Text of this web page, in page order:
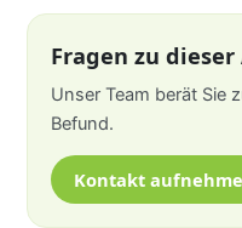
Fragen zu dieser
Unser Team berät Sie
Befund.
Kontakt